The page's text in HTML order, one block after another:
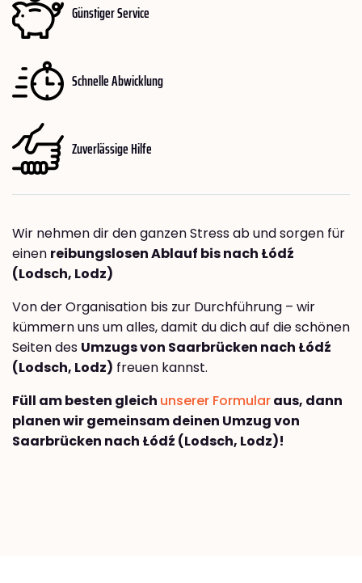
Günstiger Service
Schnelle Abwicklung
Zuverlässige Hilfe
Wir nehmen dir den ganzen Stress ab und sorgen für
einen reibungslosen Ablauf bis nach Łódź
(Lodsch, Lodz)
Von der Organisation bis zur Durchführung – wir
kümmern uns um alles, damit du dich auf die schönen
Seiten des Umzugs von Saarbrücken nach Łódź
(Lodsch, Lodz) freuen kannst.
Füll am besten gleich unserer Formularaus, dann
planen wir gemeinsam deinen Umzug von
Saarbrücken nach Łódź (Lodsch, Lodz)!